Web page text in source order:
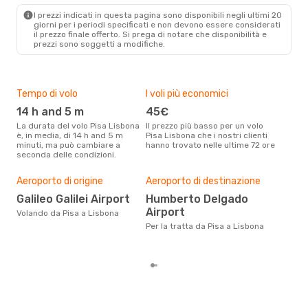
I prezzi indicati in questa pagina sono disponibili negli ultimi 20
giorni per i periodi specificati e non devono essere considerati
il ​​prezzo finale offerto. Si prega di notare che disponibilità e
prezzi sono soggetti a modifiche.
Tempo di volo
14 h and 5 m
La durata del volo Pisa Lisbona
è, in media, di 14 h and 5 m
minuti, ma può cambiare a
seconda delle condizioni.
I voli più economici
45€
Il prezzo più basso per un volo
Pisa Lisbona che i nostri clienti
hanno trovato nelle ultime 72 ore
Aeroporto di origine
Galileo Galilei Airport
Volando da Pisa a Lisbona
Aeroporto di destinazione
Humberto Delgado
Airport
Per la tratta da Pisa a Lisbona